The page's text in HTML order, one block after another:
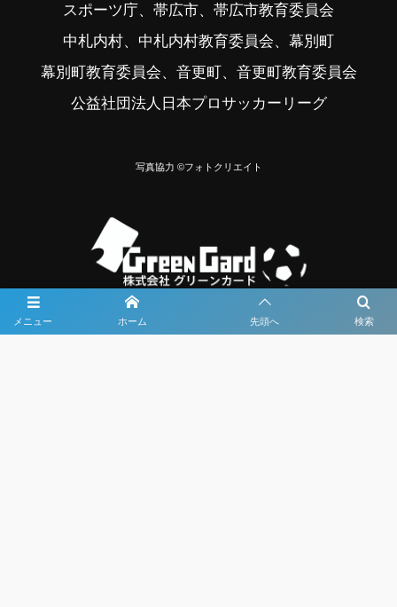
メニュー 検索
ホーム 先頭へ
スポーツ庁、帯広市、帯広市教育委員会
中札内村、中札内村教育委員会、幕別町
幕別町教育委員会、音更町、音更町教育委員会
公益社団法人日本プロサッカーリーグ
写真協力 ©フォトクリエイト